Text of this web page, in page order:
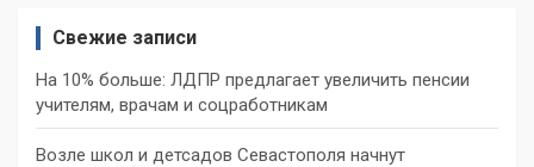
Свежие записи
На 10% больше: ЛДПР предлагает увеличить пенсии
учителям, врачам и соцработникам
Возле школ и детсадов Севастополя начнут